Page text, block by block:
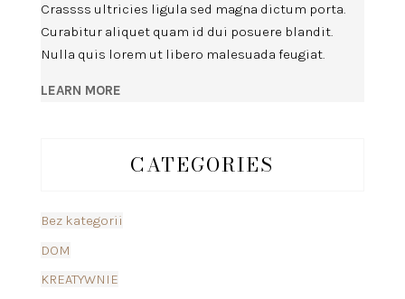
Crassss ultricies ligula sed magna dictum porta.
Curabitur aliquet quam id dui posuere blandit.
Nulla quis lorem ut libero malesuada feugiat.
LEARN MORE
CATEGORIES
Bez kategorii
DOM
KREATYWNIE